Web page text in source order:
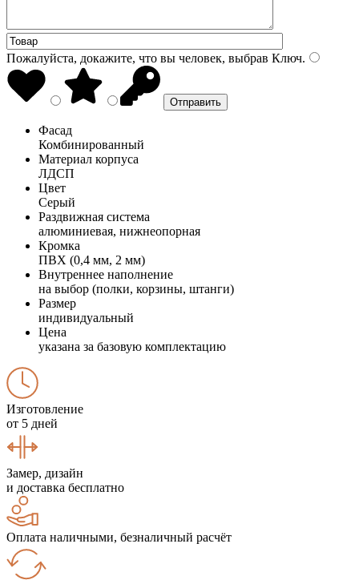
Пожалуйста, докажите, что вы человек, выбрав Ключ.
Фасад
Комбинированный
Материал корпуса
ЛДСП
Цвет
Серый
Раздвижная система
алюминиевая, нижнеопорная
Кромка
ПВХ (0,4 мм, 2 мм)
Внутреннее наполнение
на выбор (полки, корзины, штанги)
Размер
индивидуальный
Цена
указана за базовую комплектацию
Изготовление
от 5 дней
Замер, дизайн
и доставка бесплатно
Оплата наличными, безналичный расчёт